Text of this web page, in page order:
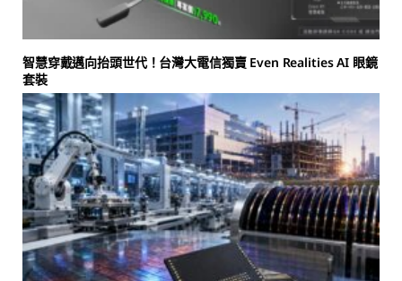
智慧穿戴邁向抬頭世代！台灣大電信獨賣 Even Realities AI 眼鏡
套裝